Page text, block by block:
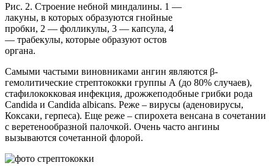
Рис. 2. Строение небной миндалины. 1 —
лакуны, в которых образуются гнойные
пробки, 2 — фолликулы, 3 — капсула, 4
— трабекулы, которые образуют остов
органа.
Самыми частыми виновниками ангин являются β-
гемолитические стрептококки группы А (до 80% случаев),
стафилококковая инфекция, дрожжеподобные грибки рода
Candida и Candida albicans. Реже – вирусы (аденовирусы,
Коксаки, герпеса). Еще реже – спирохета венсана в сочетании
с веретенообразной палочкой. Очень часто ангины
вызываются сочетанной флорой.